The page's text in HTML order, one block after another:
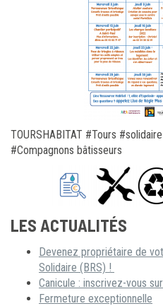
TOURSHABITAT #Tours
#Compagnons bâtisseurs
LES ACTUALITÉS
Devenez propriétaire de
Solidaire (BRS) !
Canicule : inscrivez-vous
Fermeture exceptionnelle